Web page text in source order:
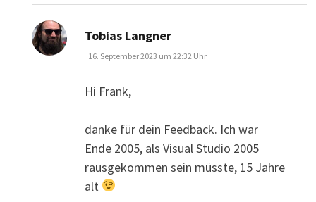
Tobias Langnersagt:
16. September 2023 um 22:32 Uhr
Hi Frank,
danke für dein Feedback. Ich war
Ende 2005, als Visual Studio 2005
rausgekommen sein müsste, 15 Jahre
alt